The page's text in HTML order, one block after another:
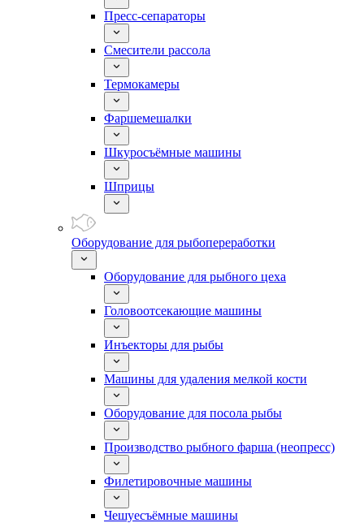
Пресс-сепараторы
Смесители рассола
Термокамеры
Фаршемешалки
Шкуросъёмные машины
Шприцы
Оборудование для рыбопереработки
Оборудование для рыбного цеха
Головоотсекающие машины
Инъекторы для рыбы
Машины для удаления мелкой кости
Оборудование для посола рыбы
Производство рыбного фарша (неопресс)
Филетировочные машины
Чешуесъёмные машины